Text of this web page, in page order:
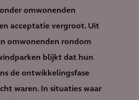
omwonenden
acceptatie vergroot. Uit
omwonenden rondom
blijkt dat hun
de ontwikkelingsfase
waren. In situaties waar